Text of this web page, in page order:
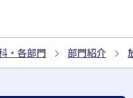
・各部門 部門紹介